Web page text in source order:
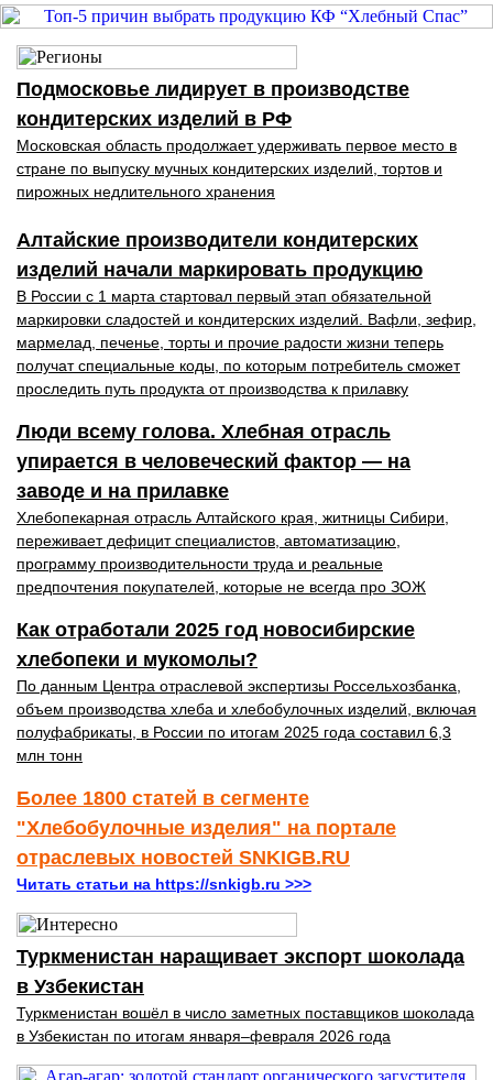
Подмосковье лидирует в производстве
кондитерских изделий в РФ
Московская область продолжает удерживать первое место в
стране по выпуску мучных кондитерских изделий, тортов и
пирожных недлительного хранения
Алтайские производители кондитерских
изделий начали маркировать продукцию
В России с 1 марта стартовал первый этап обязательной
маркировки сладостей и кондитерских изделий. Вафли, зефир,
мармелад, печенье, торты и прочие радости жизни теперь
получат специальные коды, по которым потребитель сможет
проследить путь продукта от производства к прилавку
Люди всему голова. Хлебная отрасль
упирается в человеческий фактор — на
заводе и на прилавке
Хлебопекарная отрасль Алтайского края, житницы Сибири,
переживает дефицит специалистов, автоматизацию,
программу производительности труда и реальные
предпочтения покупателей, которые не всегда про ЗОЖ
Как отработали 2025 год новосибирские
хлебопеки и мукомолы?
По данным Центра отраслевой экспертизы Россельхозбанка,
объем производства хлеба и хлебобулочных изделий, включая
полуфабрикаты, в России по итогам 2025 года составил 6,3
млн тонн
Более 1800 статей в сегменте
"Хлебобулочные изделия" на портале
отраслевых новостей SNKIGB.RU
Читать статьи на https://snkigb.ru >>>
Туркменистан наращивает экспорт шоколада
в Узбекистан
Туркменистан вошёл в число заметных поставщиков шоколада
в Узбекистан по итогам января–февраля 2026 года